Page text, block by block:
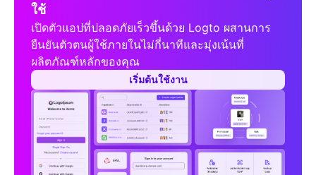
ใช้
เปิดตัวแอปที่ปลอดภัยเร็วขึ้นด้วย Logto ผสานการ
ยืนยันตัวตนผู้ใช้ภายในไม่กี่นาทีและมุ่งเน้นที่
ผลิตภัณฑ์หลักของคุณ
เริ่มต้นใช้งาน